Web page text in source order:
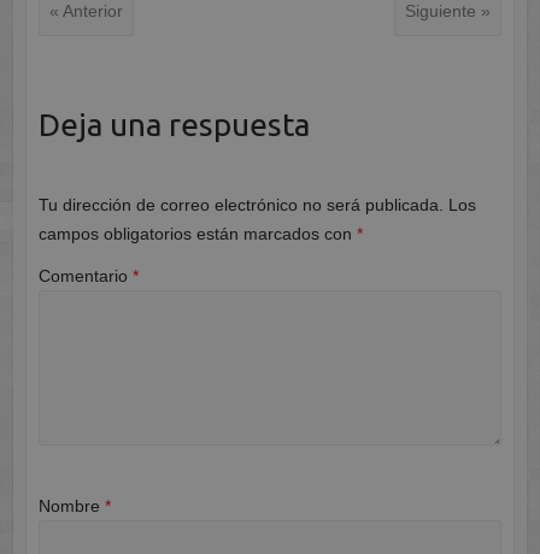
« Anterior Siguiente »
Deja una respuesta
Tu dirección de correo electrónico no será publicada.
Los
campos obligatorios están marcados con *
Comentario *
Nombre *